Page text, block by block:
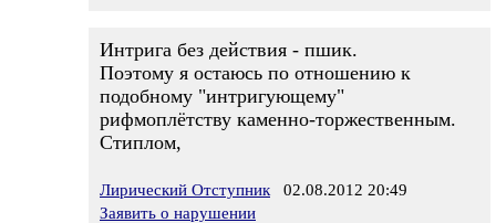
Интрига без действия - пшик.
Поэтому я остаюсь по отношению к
подобному "интригующему"
рифмоплётству каменно-торжественным.
Стиплом,
Лирический Отступник 02.08.2012 20:49
Заявить о нарушении